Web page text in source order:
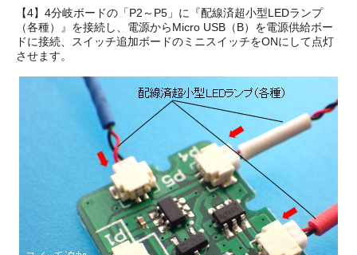
【4】4分岐ボードの「P2～P5」に『配線済超小型LEDランプ
（各種）』を接続し、電源からMicro USB（B）を電源供給ボー
ドに接続、スイッチ追加ボードのミニスイッチをONにして点灯
させます。